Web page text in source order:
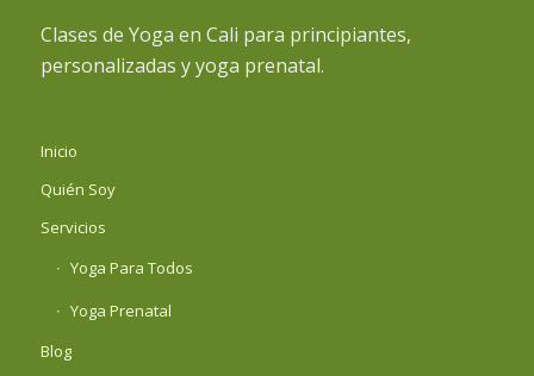
Clases de Yoga en Cali para principiantes,
personalizadas y yoga prenatal.
Inicio
Quién Soy
Servicios
Yoga Para Todos
Yoga Prenatal
Blog